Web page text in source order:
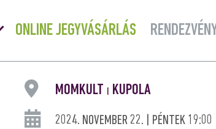
Menü
lenyitása
ONLINE JEGYVÁSÁRLÁS
MOMKULT KUPOLA
2024. NOVEMBER 22. | PÉNTEK 19:00